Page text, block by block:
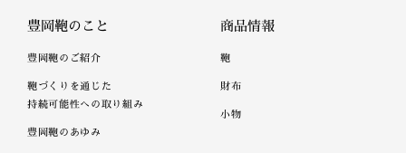
豊岡鞄のこと
豊岡鞄のご紹介
鞄づくりを通じた
持続可能性への取り組み
豊岡鞄のあゆみ
商品情報
鞄
財布
小物